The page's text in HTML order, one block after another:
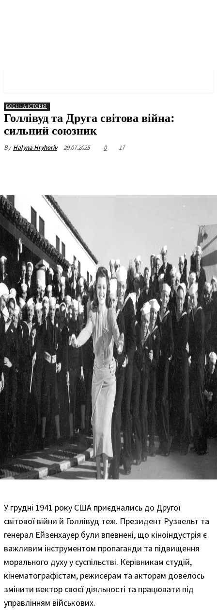
ВОЄННА ІСТОРІЯ
Голлівуд та Друга світова війна:
сильний союзник
By Halyna Hryhoriv 29.07.2025 0 17
У грудні 1941 року США приєднались до Другої
світової війни й Голлівуд теж. Президент Рузвельт та
генерал Ейзенхауер були впевнені, що кіноіндустрія є
важливим інструментом пропаганди та підвищення
морального духу у суспільстві. Керівникам студій,
кінематографістам, режисерам та акторам довелось
змінити вектор своєї діяльності та працювати під
управлінням військових.